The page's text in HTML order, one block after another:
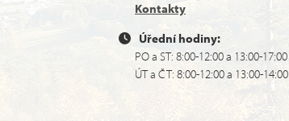
Kontakty
Úřední hodiny:
PO a ST: 8:00-12:00 a 13:00-17:00
ÚT a ČT: 8:00-12:00 a 13:00-14:00